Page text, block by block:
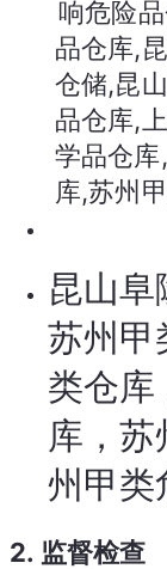
昆山阜
苏州甲
类仓库
库，
州甲类
2. 监督检查